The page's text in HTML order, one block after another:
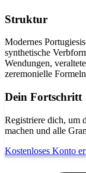
Struktur
Modernes
synthetische
Wendungen,
zeremonielle
Dein Fortschritt
Registriere dich, um
machen und alle
Kostenloses Konto